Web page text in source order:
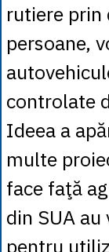
rutiere prin
persoane,
controlate
Ideea a
multe
face faţă
din SUA
pentru